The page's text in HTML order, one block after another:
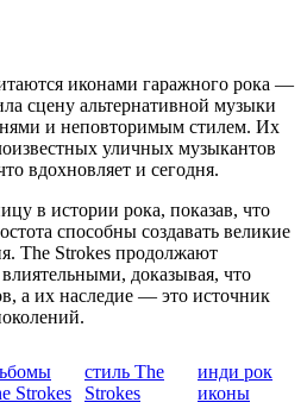
иконами гаражного рока —
сцену альтернативной музыки
и неповторимым стилем. Их
уличных музыкантов
вдохновляет и сегодня.
в истории рока, показав, что
способны создавать великие
The Strokes продолжают
доказывая, что
а их наследие — это источник
Strokes
стиль The
Strokes
инди рок
иконы